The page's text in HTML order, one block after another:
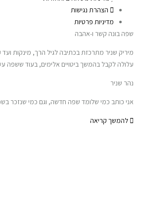
הצהרת נגישות
מדיניות פרטיות
שפה בונה קשר ו-אהבה
מיריק שניר מתרכזת בכתיבה לגיל הרך, מינקות
עלולה לקבל בהמשך ביטויים אלימים, בעוד
נהר שניר
אני כותב כמי שלומד שפה חדשה, וגם כמי שנזכר
להמשך קריאה